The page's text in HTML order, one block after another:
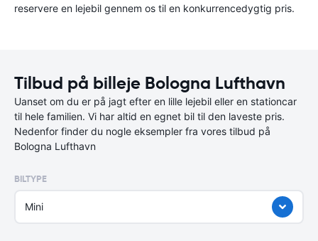
reservere en lejebil gennem os til en konkurrencedygtig pris.
Tilbud på billeje Bologna Lufthavn
Uanset om du er på jagt efter en lille lejebil eller en stationcar
til hele familien. Vi har altid en egnet bil til den laveste pris.
Nedenfor finder du nogle eksempler fra vores tilbud på
Bologna Lufthavn
BILTYPE
Mini